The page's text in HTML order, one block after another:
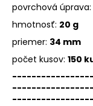
povrchová úprava:
hmotnosť: 20 g
priemer: 34 mm
počet kusov: 150